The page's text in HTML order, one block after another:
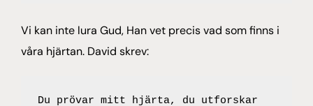
Vi kan inte lura Gud, Han vet precis vad som finns i
våra hjärtan. David skrev:
Du prövar mitt hjärta, du utforskar